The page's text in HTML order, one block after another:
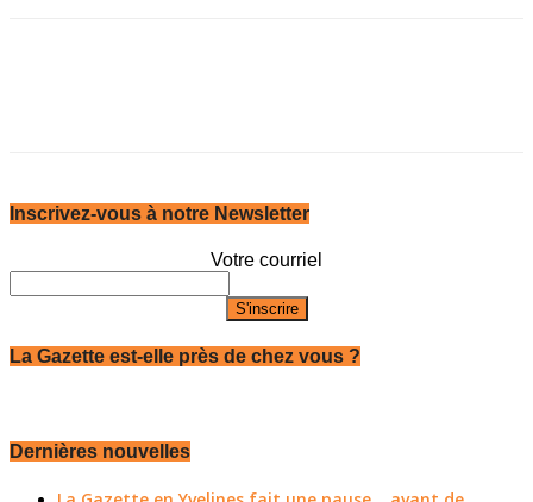
Inscrivez-vous à notre Newsletter
Votre courriel
La Gazette est-elle près de chez vous ?
Dernières nouvelles